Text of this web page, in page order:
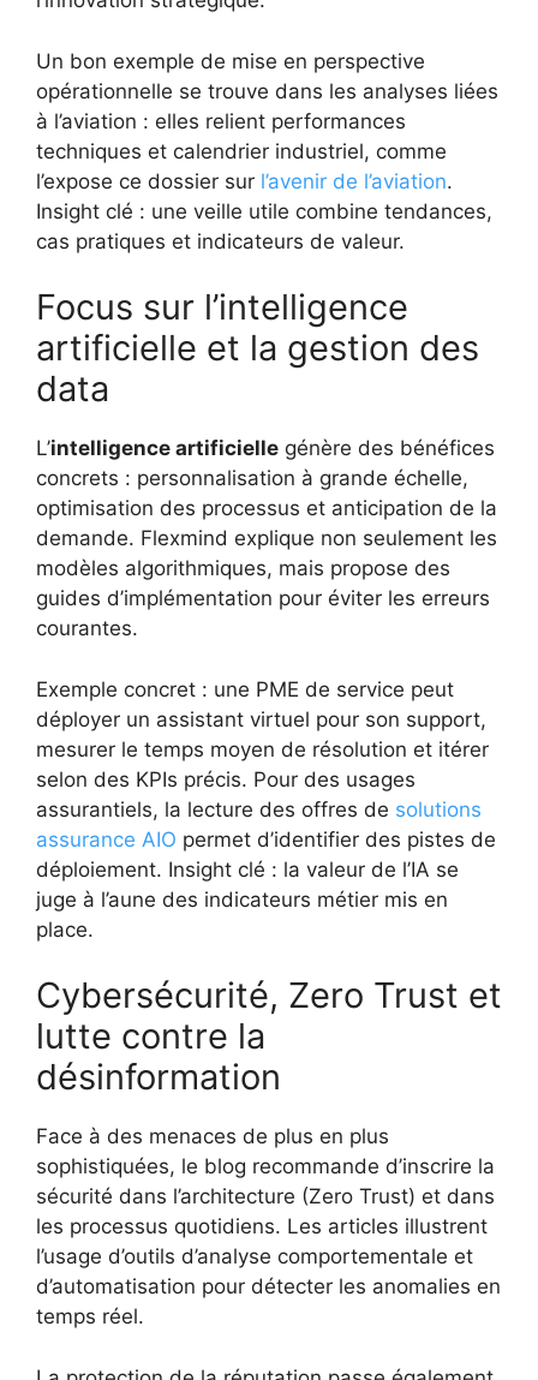
Un bon exemple de mise en perspective
opérationnelle se trouve dans les analyses liées
à l’aviation : elles relient performances
techniques et calendrier industriel, comme
l’expose ce dossier sur l’avenir de l’aviation.
Insight clé : une veille utile combine tendances,
cas pratiques et indicateurs de valeur.
Focus sur l’intelligence
artificielle et la gestion des
data
L’intelligence artificielle génère des bénéfices
concrets : personnalisation à grande échelle,
optimisation des processus et anticipation de la
demande. Flexmind explique non seulement les
modèles algorithmiques, mais propose des
guides d’implémentation pour éviter les erreurs
courantes.
Exemple concret : une PME de service peut
déployer un assistant virtuel pour son support,
mesurer le temps moyen de résolution et itérer
selon des KPIs précis. Pour des usages
assurantiels, la lecture des offres de solutions
assurance AIO permet d’identifier des pistes de
déploiement. Insight clé : la valeur de l’IA se
juge à l’aune des indicateurs métier mis en
place.
Cybersécurité, Zero Trust et
lutte contre la
désinformation
Face à des menaces de plus en plus
sophistiquées, le blog recommande d’inscrire la
sécurité dans l’architecture (Zero Trust) et dans
les processus quotidiens. Les articles illustrent
l’usage d’outils d’analyse comportementale et
d’automatisation pour détecter les anomalies en
temps réel.